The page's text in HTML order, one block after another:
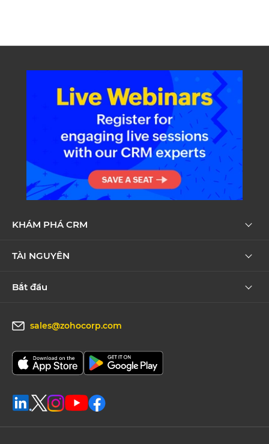
KHÁM PHÁ CRM
TÀI NGUYÊN
Bắt đầu
sales@zohocorp.com